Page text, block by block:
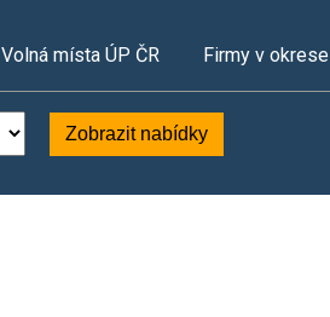
Volná místa ÚP ČR Firmy v okrese
Zobrazit nabídky